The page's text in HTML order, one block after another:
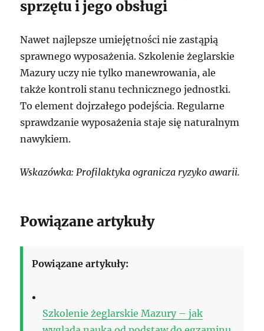
sprzętu i jego obsługi
Nawet najlepsze umiejętności nie zastąpią
sprawnego wyposażenia. Szkolenie żeglarskie
Mazury uczy nie tylko manewrowania, ale
także kontroli stanu technicznego jednostki.
To element dojrzałego podejścia. Regularne
sprawdzanie wyposażenia staje się naturalnym
nawykiem.
Wskazówka: Profilaktyka ogranicza ryzyko awarii.
Powiązane artykuły
Powiązane artykuły:
Szkolenie żeglarskie Mazury – jak